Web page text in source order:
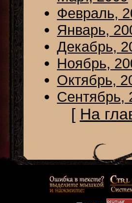
Февраль,
Январь,
Декабрь,
Ноябрь,
Октябрь,
Сентябрь,
[ На